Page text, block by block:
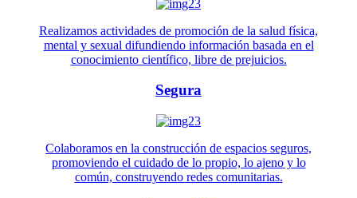
Realizamos actividades de promoción de la salud física,
mental y sexual difundiendo información basada en el
conocimiento científico, libre de prejuicios.
Segura
Colaboramos en la construcción de espacios seguros,
promoviendo el cuidado de lo propio, lo ajeno y lo
común, construyendo redes comunitarias.